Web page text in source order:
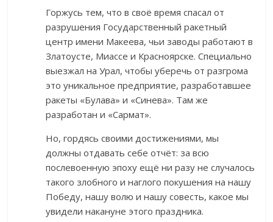
Горжусь тем, что в своё время спасал от
разрушения Государственный ракетный
центр имени Макеева, чьи заводы работают в
Златоусте, Миассе и Красноярске. Специально
выезжал на Урал, чтобы уберечь от разгрома
это уникальное предприятие, разработавшее
ракеты «Булава» и «Синева». Там же
разработан и «Сармат».
Но, гордясь своими достижениями, мы
должны отдавать себе отчёт: за всю
послевоенную эпоху ещё ни разу не случалось
такого злобного и наглого покушения на нашу
Победу, нашу волю и нашу совесть, какое мы
увидели накануне этого праздника.